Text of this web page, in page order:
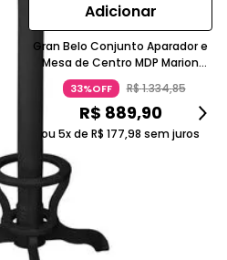
Adicionar
Gran Belo Conjunto Aparador e
Mesa de Centro MDP Marion
Lauro Cumaru Opala
33%OFF R$1.334,85
R$ 889,90
ou 5x de R$ 177,98 sem juros